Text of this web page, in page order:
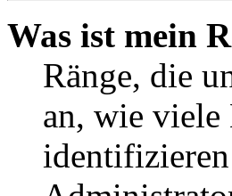
Was ist mein
Ränge, die
an, wie viele